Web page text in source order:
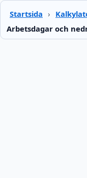
Startsida ›
Arbetsdagar och